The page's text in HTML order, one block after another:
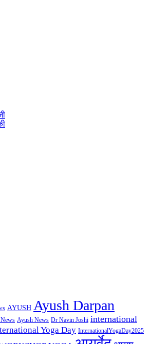
AYUSH Ayush Darpan
Ayush News Dr Navin Joshi international
Yoga Day InternationalYogaDay2025